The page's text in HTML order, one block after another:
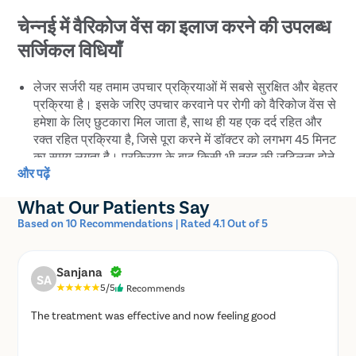
चेन्नई में वैरिकोज वेंस का इलाज करने की उपलब्ध
सर्जिकल विधियाँ
लेजर सर्जरी यह तमाम उपचार प्रक्रियाओं में सबसे सुरक्षित और बेहतर
प्रक्रिया है। इसके जरिए उपचार करवाने पर रोगी को वैरिकोज वेंस से
हमेशा के लिए छुटकारा मिल जाता है, साथ ही यह एक दर्द रहित और
रक्त रहित प्रक्रिया है, जिसे पूरा करने में डॉक्टर को लगभग 45 मिनट
का समय लगता है। प्रक्रिया के बाद किसी भी तरह की जटिलता होने
की कोई संभावना नहीं होती है। वैरिकोज वेंस की लेजर सर्जरी के
लेजर सर्जरी के बाद रिकवरी बहुत तेजी से होती है। 2 दिन बाद रोगी
काम पर जा सकता है।
सकता है।
स्क्लेरोथेरेपी (Sclerotherapy) वैरिकोज वेंस का इलाज के लिए यह
एक आसान प्रक्रिया है। इसमें इंजेक्शन के माध्यम से कुछ खास
और पढ़ें
What Our Patients Say
Based on 10 Recommendations | Rated 4.1 Out of 5
SA Sanjana
5/5 Recommends
The treatment was effective and now feeling good